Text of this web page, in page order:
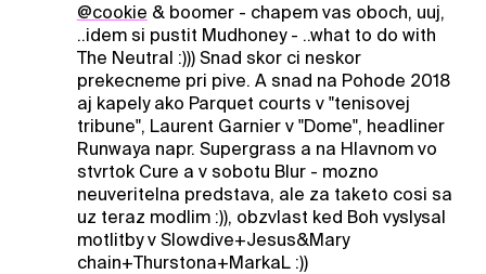
@cookie & boomer - chapem vas oboch, uuj,
..idem si pustit Mudhoney - ..what to do with
The Neutral :))) Snad skor ci neskor
prekecneme pri pive. A snad na Pohode 2018
aj kapely ako Parquet courts v "tenisovej
tribune", Laurent Garnier v "Dome", headliner
Runwaya napr. Supergrass a na Hlavnom vo
stvrtok Cure a v sobotu Blur - mozno
neuveritelna predstava, ale za taketo cosi sa
uz teraz modlim :)), obzvlast ked Boh vyslysal
motlitby v Slowdive+Jesus&Mary
chain+Thurstona+MarkaL :))